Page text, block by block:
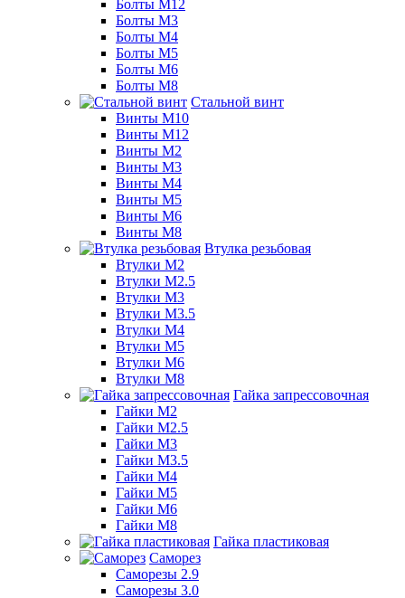
Болты М12
Болты М3
Болты М4
Болты М5
Болты М6
Болты М8
Стальной винт
Винты М10
Винты М12
Винты М2
Винты М3
Винты М4
Винты М5
Винты М6
Винты М8
Втулка резьбовая
Втулки М2
Втулки М2.5
Втулки М3
Втулки М3.5
Втулки М4
Втулки М5
Втулки М6
Втулки М8
Гайка запрессовочная
Гайки М2
Гайки М2.5
Гайки М3
Гайки М3.5
Гайки М4
Гайки М5
Гайки М6
Гайки М8
Гайка пластиковая
Саморез
Саморезы 2.9
Саморезы 3.0